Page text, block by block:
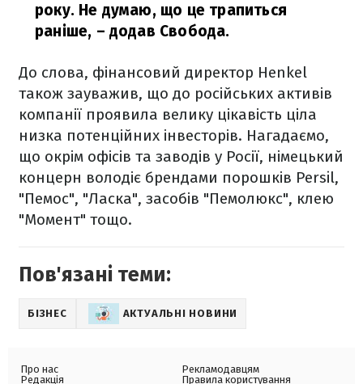
року. Не думаю, що це трапиться
раніше, – додав Свобода.
До слова, фінансовий директор Henkel
також зауважив, що до російських активів
компанії проявила велику цікавість ціла
низка потенційних інвесторів. Нагадаємо,
що окрім офісів та заводів у Росії, німецький
концерн володіє брендами порошків Persil,
"Пемос", "Ласка", засобів "Пемолюкс", клею
"Момент" тощо.
Пов'язані теми:
БІЗНЕС АКТУАЛЬНІ НОВИНИ
Про нас
Редакція
Рекламодавцям
Правила користування